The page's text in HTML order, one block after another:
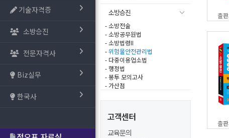
기술자격증
소방승진
전문자격사
Biz실무
한국사
소방승진
- 소방전술
- 소방공무원법
- 소방법령II
-위험물안전관리법
- 다중이용업소법
- 행정법
- 봉투 모의고사
- 가산점
고객센터
교육문의
출
출